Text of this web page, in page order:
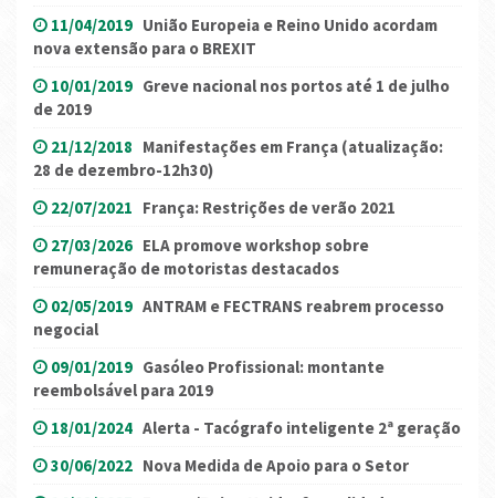
11/04/2019 União Europeia e Reino Unido acordam
nova extensão para o BREXIT
10/01/2019 Greve nacional nos portos até 1 de julho
de 2019
21/12/2018 Manifestações em França (atualização:
28 de dezembro-12h30)
22/07/2021 França: Restrições de verão 2021
27/03/2026 ELA promove workshop sobre
remuneração de motoristas destacados
02/05/2019 ANTRAM e FECTRANS reabrem processo
negocial
09/01/2019 Gasóleo Profissional: montante
reembolsável para 2019
18/01/2024 Alerta - Tacógrafo inteligente 2ª geração
30/06/2022 Nova Medida de Apoio para o Setor